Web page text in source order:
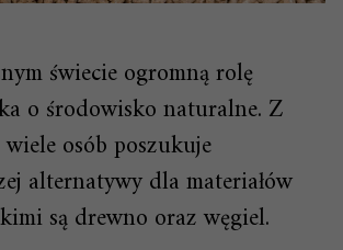
świecie ogromną rolę
o środowisko naturalne. Z
osób poszukuje
alternatywy dla materiałów
są drewno oraz węgiel.